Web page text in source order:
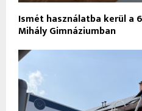
Ismét használatba kerül a
Mihály Gimnáziumban